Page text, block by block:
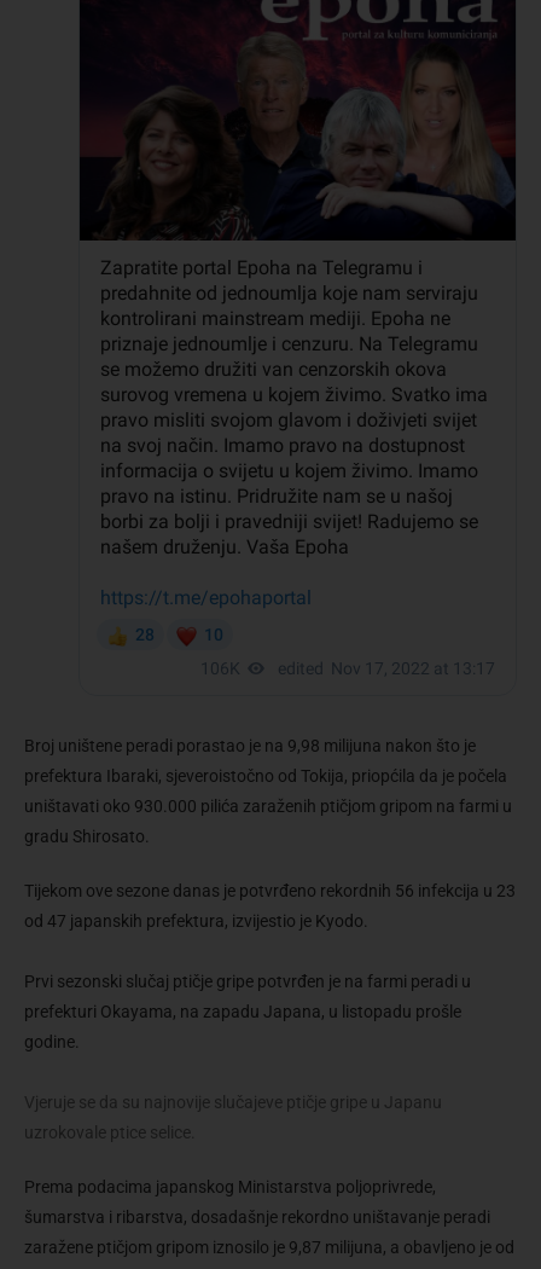
Broj uništene peradi porastao je na 9,98 milijuna nakon što je
prefektura Ibaraki, sjeveroistočno od Tokija, priopćila da je počela
uništavati oko 930.000 pilića zaraženih ptičjom gripom na farmi u
gradu Shirosato.
Tijekom ove sezone danas je potvrđeno rekordnih 56 infekcija u 23
od 47 japanskih prefektura, izvijestio je Kyodo.
Prvi sezonski slučaj ptičje gripe potvrđen je na farmi peradi u
prefekturi Okayama, na zapadu Japana, u listopadu prošle
godine.
Vjeruje se da su najnovije slučajeve ptičje gripe u Japanu
uzrokovale ptice selice.
Prema podacima japanskog Ministarstva poljoprivrede,
šumarstva i ribarstva, dosadašnje rekordno uništavanje peradi
zaražene ptičjom gripom iznosilo je 9,87 milijuna, a obavljeno je od